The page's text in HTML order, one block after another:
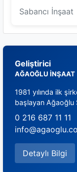
Sabancı İnşaat
Geliştirici
AĞAOĞLU İNŞAAT
1981 yılında ilk
başlayan Ağaoğlu
0 216 687 11 11
Detaylı Bilgi